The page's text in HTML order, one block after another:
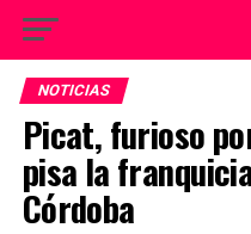
NOTICIAS
Picat, furioso
pisa la
Córdoba